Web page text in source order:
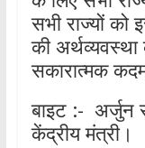
सभी राज्यों को
की अर्थव्यवस्था
सकारात्मक
बाइट :- अर्जुन
केंद्रीय मंत्री।